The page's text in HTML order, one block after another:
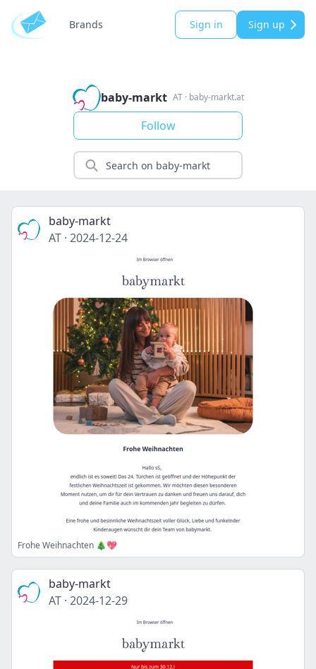
Brands Sign in Sign up
baby-markt AT· baby-markt.at
Follow
baby-markt
AT · 2024-12-24
Frohe Weihnachten 🎄💖
baby-markt
AT · 2024-12-29